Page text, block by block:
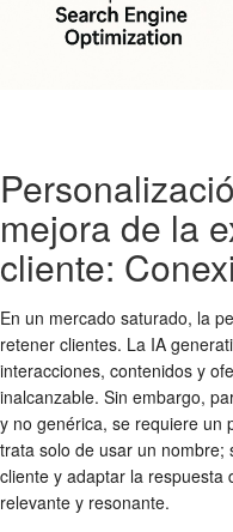
mejora de la
cliente:
En un mercado saturado, la
retener clientes. La IA
interacciones, contenidos y
inalcanzable. Sin embargo,
y no genérica, se requiere un
trata solo de usar un
cliente y adaptar la respuesta
relevante y resonante.